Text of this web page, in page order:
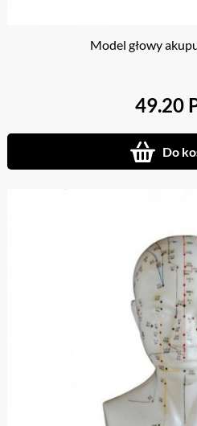
Model głowy
49.20
Do